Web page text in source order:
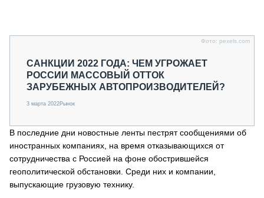
Фото: pexels.com
САНКЦИИ 2022 ГОДА: ЧЕМ УГРОЖАЕТ
РОССИИ МАССОВЫЙ ОТТОК
ЗАРУБЕЖНЫХ АВТОПРОИЗВОДИТЕЛЕЙ?
3 марта 2022Рынок
В последние дни новостные ленты пестрят сообщениями об
иностранных компаниях, на время отказывающихся от
сотрудничества с Россией на фоне обострившейся
геополитической обстановки. Среди них и компании,
выпускающие грузовую технику.